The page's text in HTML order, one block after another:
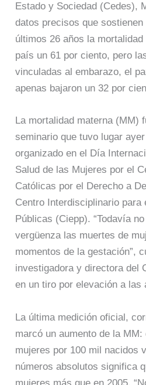
Estado y Sociedad (Cedes),
datos precisos que
últimos 26 años la
país un 61 por ciento, pero
vinculadas al embarazo, el
apenas bajaron un 32 por
La mortalidad materna (MM)
seminario que tuvo lugar
organizado en el Día
Salud de las Mujeres por el
Católicas por el Derecho a
Centro Interdisciplinario
Públicas (Ciepp). “Todavía
vergüenza las muertes de
momentos de la gestación”,
investigadora y directora del
en un tiro por elevación a las
La última medición oficial,
marcó un aumento de la
mujeres por 100 mil nacidos
números absolutos significa
mujeres más que en 2005.